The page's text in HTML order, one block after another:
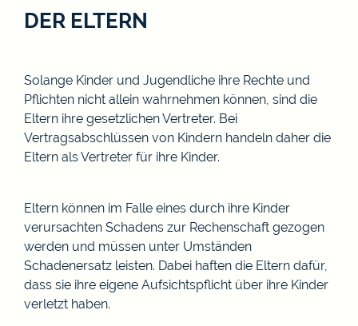
DER ELTERN
Solange Kinder und Jugendliche ihre Rechte und
Pflichten nicht allein wahrnehmen können, sind die
Eltern ihre gesetzlichen Vertreter. Bei
Vertragsabschlüssen von Kindern handeln daher die
Eltern als Vertreter für ihre Kinder.
Eltern können im Falle eines durch ihre Kinder
verursachten Schadens zur Rechenschaft gezogen
werden und müssen unter Umständen
Schadenersatz leisten. Dabei haften die Eltern dafür,
dass sie ihre eigene Aufsichtspflicht über ihre Kinder
verletzt haben.